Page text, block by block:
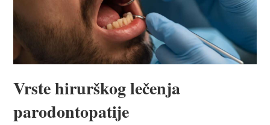
Vrste hirurškog lečenja
parodontopatije